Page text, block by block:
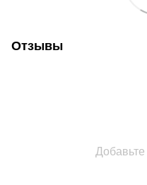
Отзывы